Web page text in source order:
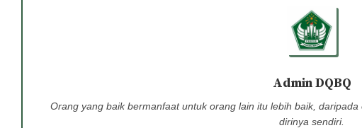
Admin DQBQ
Orang yang baik bermanfaat untuk orang lain itu lebih baik,
dirinya sendiri.